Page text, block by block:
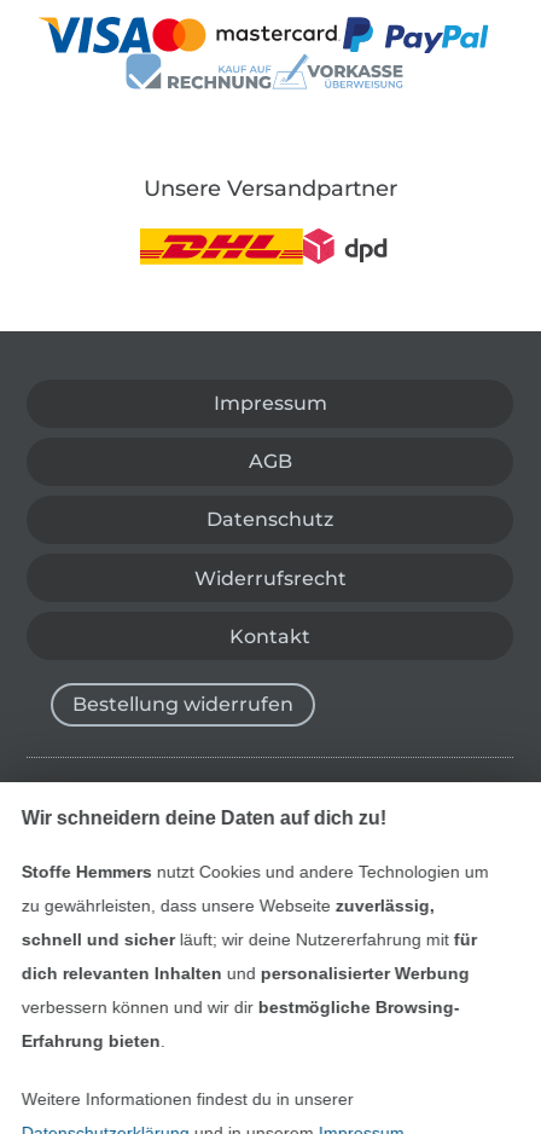
Unsere Versandpartner
Impressum
AGB
Datenschutz
Widerrufsrecht
Kontakt
Bestellung widerrufen
Finde mehr Inspiration
Nederlands
In den niederländischen
Français
In den
Wir schneidern deine Daten auf dich zu!
Stoffe Hemmers nutzt Cookies und andere Technologien um
zu gewährleisten, dass unsere Webseite zuverlässig,
schnell und sicherläuft; wir deine Nutzererfahrung mitfür
dich relevanten Inhalten und personalisierter Werbung
verbessern können und wir dir bestmögliche Browsing-
Erfahrung bieten
Weitere Informationen findest du in unserer